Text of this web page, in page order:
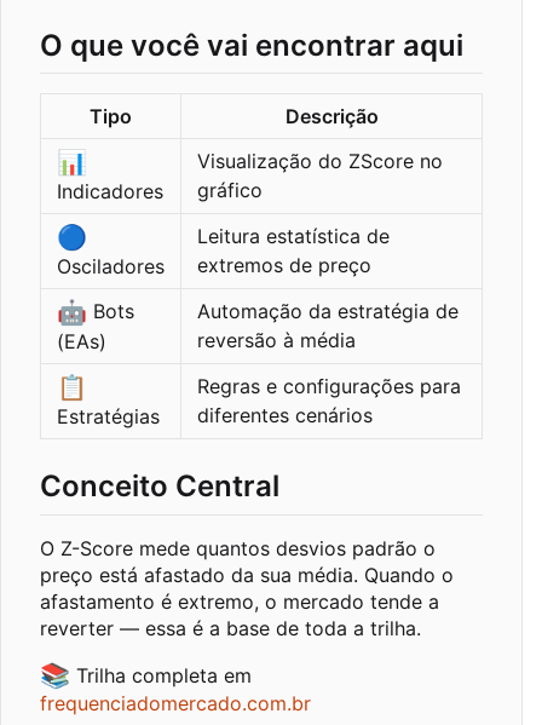
O que você vai encontrar aqui
Tipo Descrição
📊
Indicadores
Visualização do ZScore no
gráfico
🔵
Osciladores
Leitura estatística de
extremos de preço
🤖 Bots
(EAs)
Automação da estratégia de
reversão à média
📋
Estratégias
Regras e configurações para
diferentes cenários
Conceito Central
O Z-Score mede quantos desvios padrão o
preço está afastado da sua média. Quando o
afastamento é extremo, o mercado tende a
reverter — essa é a base de toda a trilha.
📚 Trilha completa em
frequenciadomercado.com.br